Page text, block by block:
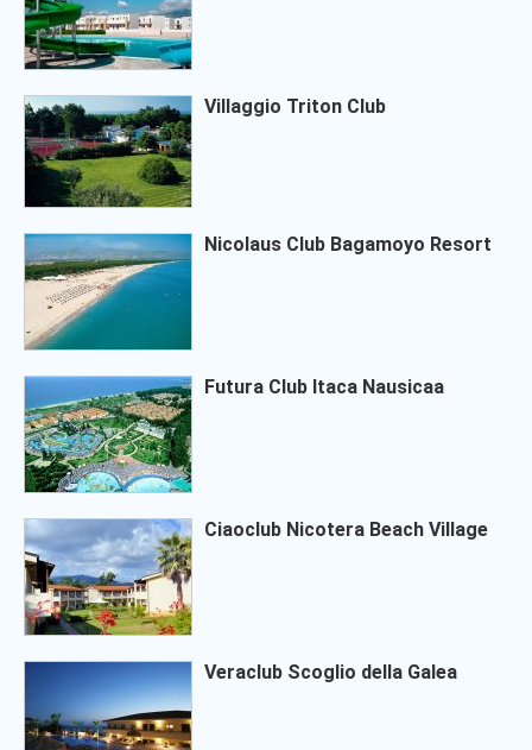
Villaggio Triton Club
Nicolaus Club Bagamoyo Resort
Futura Club Itaca Nausicaa
Ciaoclub Nicotera Beach Village
Veraclub Scoglio della Galea